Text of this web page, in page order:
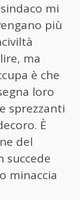
mi
più
ma
è che
loro
sprezzanti
È
del
succede
minaccia